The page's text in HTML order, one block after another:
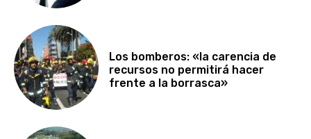
Los bomberos: «la carencia de
recursos no permitirá hacer
frente a la borrasca»